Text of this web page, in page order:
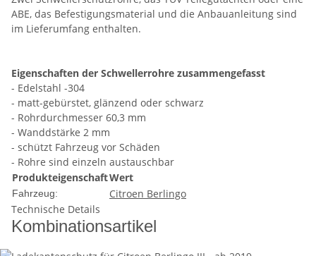
ABE, das Befestigungsmaterial und die Anbauanleitung sind
im Lieferumfang enthalten.
Eigenschaften der Schwellerrohre zusammengefasst
- Edelstahl -304
- matt-gebürstet, glänzend oder schwarz
- Rohrdurchmesser 60,3 mm
- Wanddstärke 2 mm
- schützt Fahrzeug vor Schäden
- Rohre sind einzeln austauschbar
ProdukteigenschaftWert
Fahrzeug:
Citroen Berlingo
Technische Details
Kombinationsartikel